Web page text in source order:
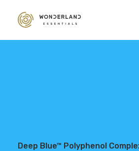
Deep Blue™ Polyphenol